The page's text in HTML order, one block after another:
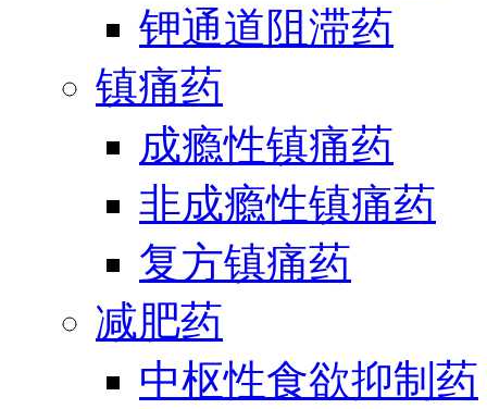
钾通道阻滞药
镇痛药
成瘾性镇痛药
非成瘾性镇痛药
复方镇痛药
减肥药
中枢性食欲抑制药